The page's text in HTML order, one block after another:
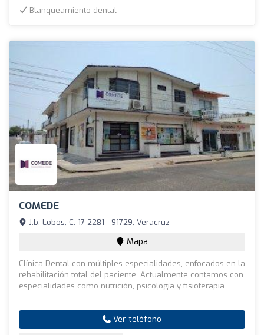
Blanqueamiento dental
COMEDE
J.b. Lobos, C. 17 2281 - 91729, Veracruz
Mapa
Clínica Dental con múltiples especialidades, enfocados en la
rehabilitación total del paciente. Actualmente contamos con
especialidades como nutrición, psicología y fisioterapia
Ver teléfono